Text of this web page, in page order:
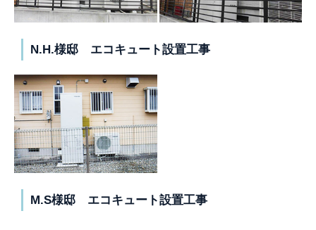
N.H.様邸 エコキュート設置工事
M.S様邸 エコキュート設置工事